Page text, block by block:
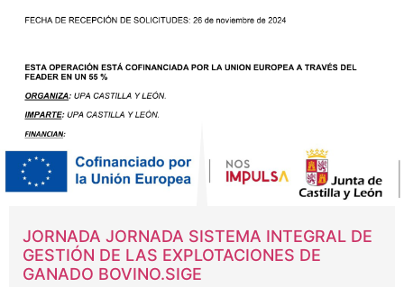
JORNADA JORNADA SISTEMA INTEGRAL DE
GESTIÓN DE LAS EXPLOTACIONES DE
GANADO BOVINO.SIGE